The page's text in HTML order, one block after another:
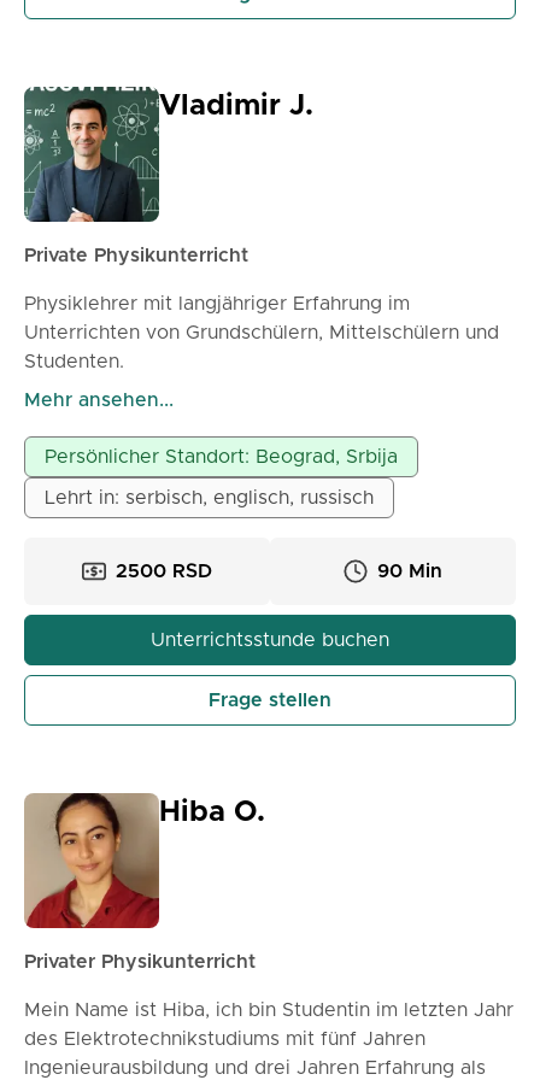
Vladimir J.
Private Physikunterricht
Physiklehrer mit langjähriger Erfahrung im
Unterrichten von Grundschülern, Mittelschülern und
Studenten.
> Individueller Unterricht, angepasst an die
> Vorbereitung auf Prüfungen, Tests und Abitur.
> Ich komme zu Ihrer Adresse
Nach Vereinbarung auch Unterricht für Studenten
können helfen:
Selbstvertrauen zu gewinnen
> Stress vor Prüfungen und Tests zu reduzieren
> Noten zu verbessern und zu lernen, wie man
Probleme mit Leichtigkeit löst
Mehr ansehen...
Persönlicher Standort: Beograd, Srbija
Lehrt in: serbisch, englisch, russisch
2500 RSD 90 Min
Unterrichtsstunde buchen
Frage stellen
Hiba O.
Privater Physikunterricht
Mein Name ist Hiba, ich bin Studentin im letzten Jahr
des Elektrotechnikstudiums mit fünf Jahren
Ingenieurausbildung und drei Jahren Erfahrung als